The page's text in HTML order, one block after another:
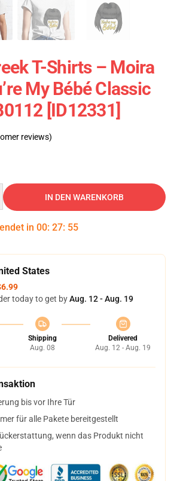
T-Shirts – Moira
My Bébé Classic
[ID12331]
reviews)
IN DEN WARENKORB
in 00: 27: 54
States
today to get byAug. 12 - Aug. 19
Shipping
Aug. 08
Delivered
Aug. 12 - Aug. 19
bis vor Ihre Tür
für alle Pakete bereitgestellt
wenn das Produkt nicht